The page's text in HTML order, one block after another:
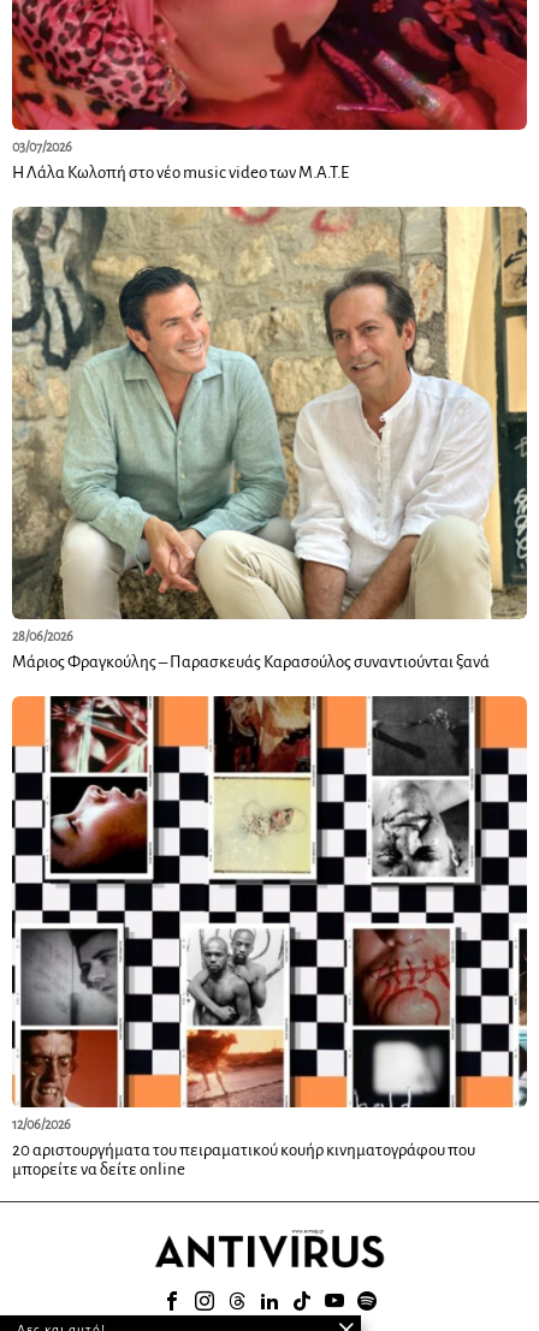
03/07/2026
Η Λάλα Κωλοπή στο νέο music video των M.A.T.E
28/06/2026
Μάριος Φραγκούλης – Παρασκευάς Καρασούλος συναντιούνται ξανά
12/06/2026
20 αριστουργήματα του πειραματικού κουήρ κινηματογράφου που
μπορείτε να δείτε online